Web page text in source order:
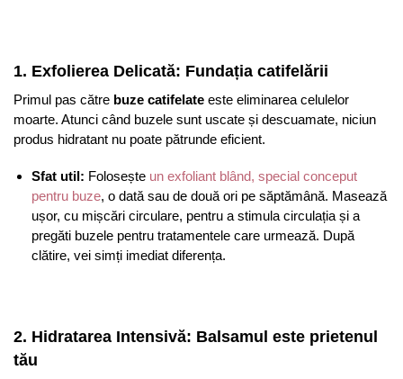
1. Exfolierea Delicată: Fundația catifelării
Primul pas către buze catifelate este eliminarea celulelor
moarte. Atunci când buzele sunt uscate și descuamate, niciun
produs hidratant nu poate pătrunde eficient.
Sfat util: Folosește un exfoliant blând, special conceput
pentru buze, o dată sau de două ori pe săptămână. Masează
ușor, cu mișcări circulare, pentru a stimula circulația și a
pregăti buzele pentru tratamentele care urmează. După
clătire, vei simți imediat diferența.
2. Hidratarea Intensivă: Balsamul este prietenul
tău